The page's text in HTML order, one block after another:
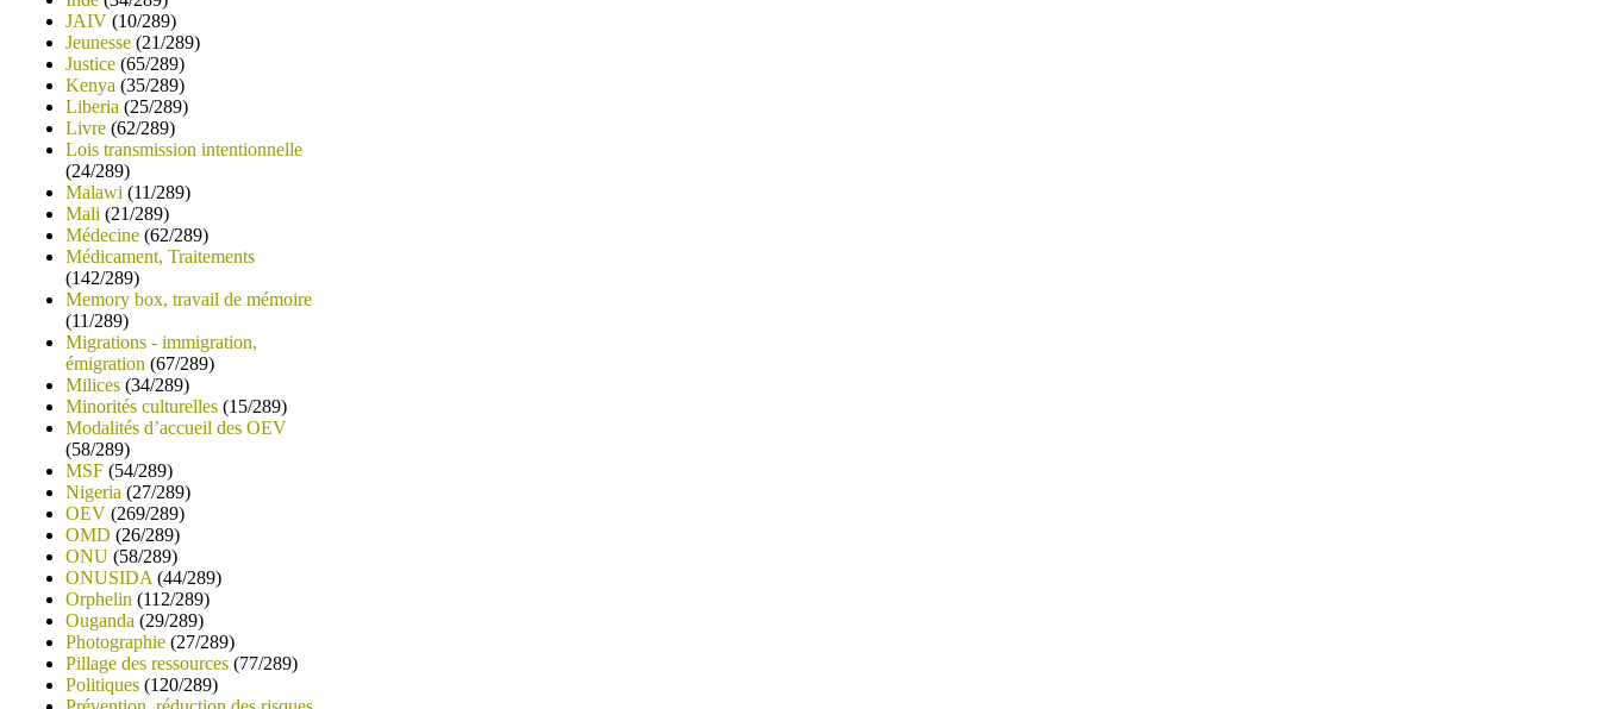
JAIV (10/289)
Jeunesse (21/289)
Justice (65/289)
Kenya (35/289)
Liberia (25/289)
Livre (62/289)
Lois transmission intentionnelle
(24/289)
Malawi (11/289)
Mali (21/289)
Médecine (62/289)
Médicament, Traitements
(142/289)
Memory box, travail de mémoire
(11/289)
Migrations - immigration,
émigration (67/289)
Milices (34/289)
Minorités culturelles (15/289)
Modalités d’accueil des OEV
(58/289)
MSF (54/289)
Nigeria (27/289)
OEV (269/289)
OMD (26/289)
ONU (58/289)
ONUSIDA (44/289)
Orphelin (112/289)
Ouganda (29/289)
Photographie (27/289)
Pillage des ressources (77/289)
Politiques (120/289)